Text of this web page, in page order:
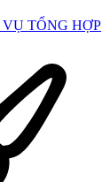
TỔNG HỢP